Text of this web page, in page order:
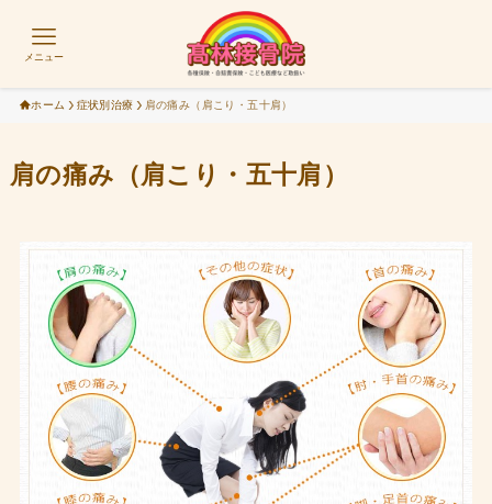
メニュー
ホーム 症状別治療 肩の痛み（肩こり・五十肩）
肩の痛み（肩こり・五十肩）